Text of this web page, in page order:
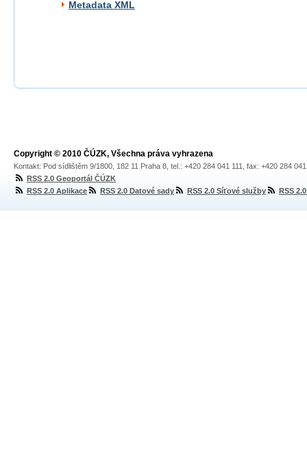
Metadata XML
Copyright © 2010 ČÚZK, Všechna práva vyhrazena
Kontakt: Pod sídlištěm 9/1800, 182 11 Praha 8, tel.: +420 284 041 111, fax: +420 284
RSS 2.0 Geoportál ČÚZK
RSS 2.0 Aplikace
RSS 2.0 Datové sady RSS 2.0 Síťové služby RSS